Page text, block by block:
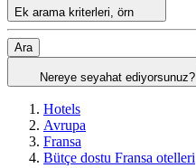
Ek arama kriterleri, örn
Ara
Nereye seyahat ediyorsunuz?
Hotels
Avrupa
Fransa
Bütçe dostu Fransa otelleri